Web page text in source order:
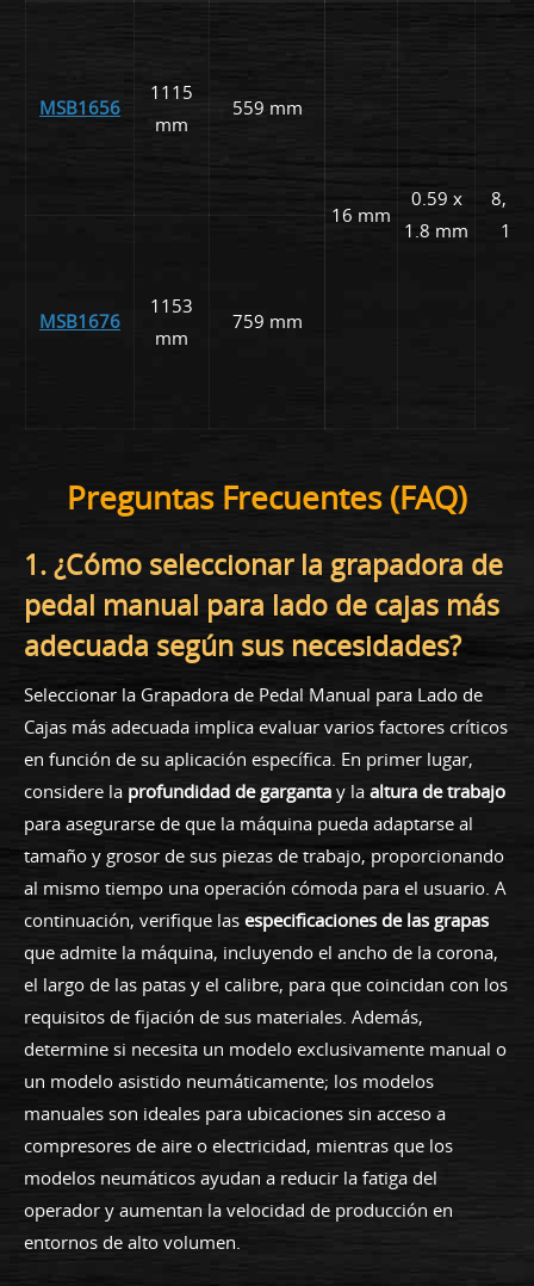
MSB1656
1115
mm
559 mm
16 mm
0.59 x
1.8 mm
8,
18
MSB1676
1153
mm
759 mm
Preguntas Frecuentes (FAQ)
1. ¿Cómo seleccionar la grapadora de
pedal manual para lado de cajas más
adecuada según sus necesidades?
Seleccionar la Grapadora de Pedal Manual para Lado de
Cajas más adecuada implica evaluar varios factores críticos
en función de su aplicación específica. En primer lugar,
considere la profundidad de garganta y la altura de trabajo
para asegurarse de que la máquina pueda adaptarse al
tamaño y grosor de sus piezas de trabajo, proporcionando
al mismo tiempo una operación cómoda para el usuario. A
continuación, verifique las especificaciones de las grapas
que admite la máquina, incluyendo el ancho de la corona,
el largo de las patas y el calibre, para que coincidan con los
requisitos de fijación de sus materiales. Además,
determine si necesita un modelo exclusivamente manual o
un modelo asistido neumáticamente; los modelos
manuales son ideales para ubicaciones sin acceso a
compresores de aire o electricidad, mientras que los
modelos neumáticos ayudan a reducir la fatiga del
operador y aumentan la velocidad de producción en
entornos de alto volumen.